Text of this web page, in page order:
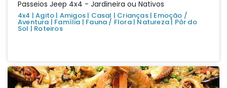
Passeios Jeep 4x4 - Jardineira ou Nativos
4x4 |Agito | Amigos | Casal | Crianças| Emoção /
Aventura | Família | Fauna / Flora| Natureza| Pôr do
Sol | Roteiros